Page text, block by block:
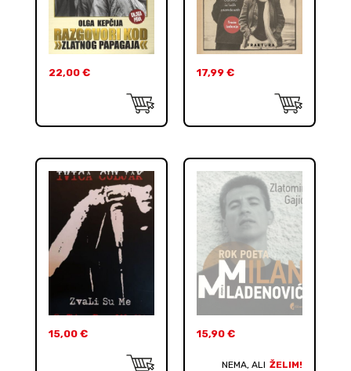
22,00 € 17,99 €
15,00 € 15,90 €
NEMA, ALI ŽELIM!